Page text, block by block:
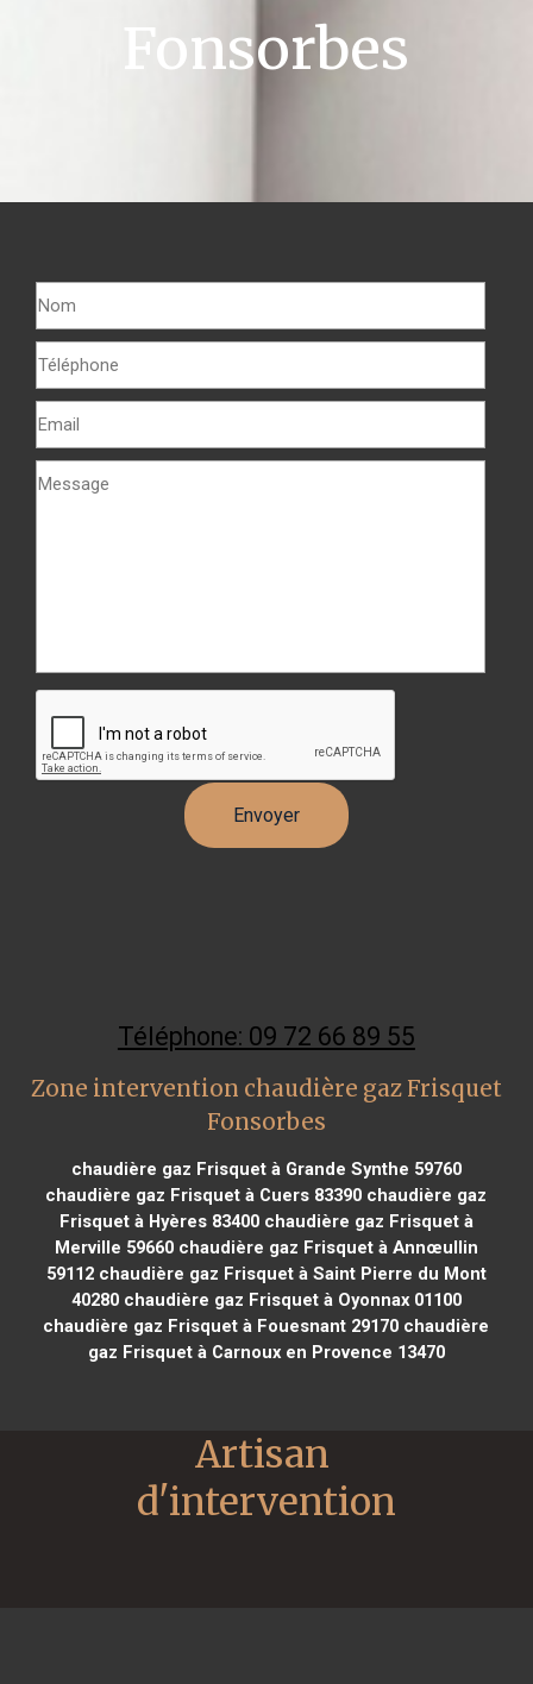
Fonsorbes
Téléphone: 09 72 66 89 55
Zone intervention chaudière gaz Frisquet
Fonsorbes
chaudière gaz Frisquet à Grande Synthe 59760
chaudière gaz Frisquet à Cuers 83390 chaudière gaz
Frisquet à Hyères 83400chaudière gaz Frisquet à
Merville 59660chaudière gaz Frisquet à Annœullin
59112chaudière gaz Frisquet à Saint Pierre du Mont
40280chaudière gaz Frisquet à Oyonnax 01100
chaudière gaz Frisquet à Fouesnant 29170 chaudière
gaz Frisquet à Carnoux en Provence 13470
Artisan
d'intervention